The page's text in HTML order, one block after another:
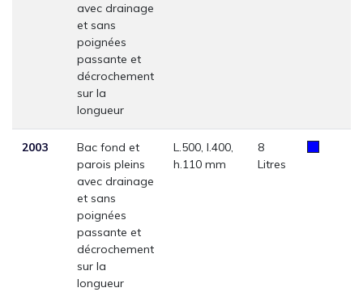
avec drainage
et sans
poignées
passante et
décrochement
sur la
longueur
2003
Bac fond et
parois pleins
avec drainage
et sans
poignées
passante et
décrochement
sur la
longueur
L.500, l.400,
h.110 mm
8
Litres